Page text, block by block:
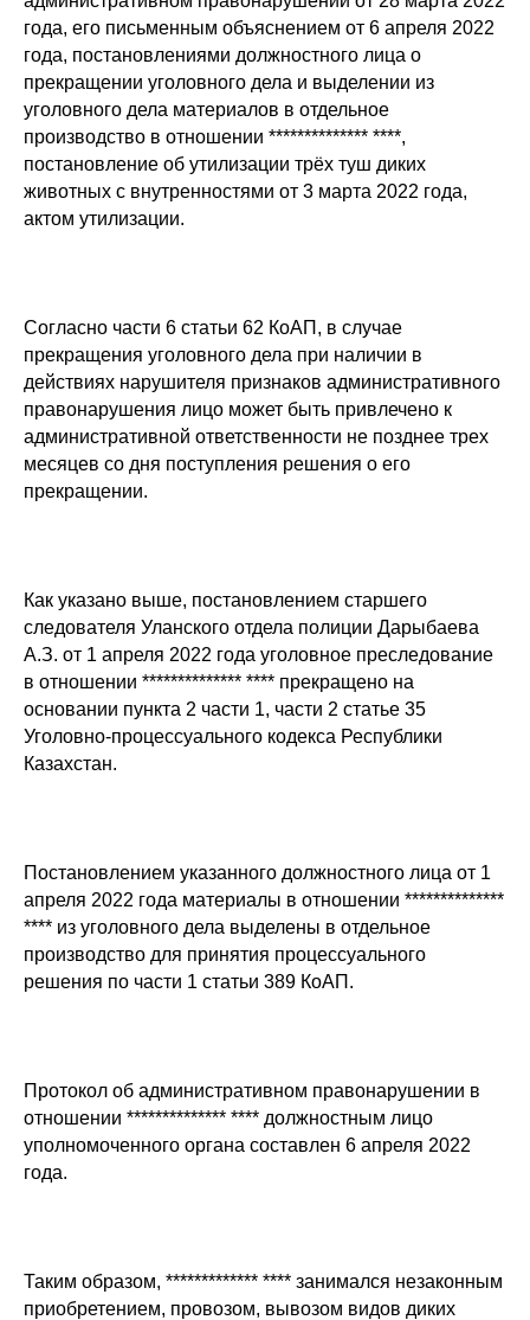
года, его письменным объяснением от 6 апреля 2022
года, постановлениями должностного лица о
прекращении уголовного дела и выделении из
уголовного дела материалов в отдельное
производство в отношении ************** ****,
постановление об утилизации трёх туш диких
животных с внутренностями от 3 марта 2022 года,
актом утилизации.
Согласно части 6 статьи 62 КоАП, в случае
прекращения уголовного дела при наличии в
действиях нарушителя признаков административного
правонарушения лицо может быть привлечено к
административной ответственности не позднее трех
месяцев со дня поступления решения о его
прекращении.
Как указано выше, постановлением старшего
следователя Уланского отдела полиции Дарыбаева
А.З. от 1 апреля 2022 года уголовное преследование
в отношении ************** **** прекращено на
основании пункта 2 части 1, части 2 статье 35
Уголовно-процессуального кодекса Республики
Казахстан.
Постановлением указанного должностного лица от 1
апреля 2022 года материалы в отношении **************
**** из уголовного дела выделены в отдельное
производство для принятия процессуального
решения по части 1 статьи 389 КоАП.
Протокол об административном правонарушении в
отношении ************** **** должностным лицо
уполномоченного органа составлен 6 апреля 2022
года.
Таким образом, ************* **** занимался незаконным
приобретением, провозом, вывозом видов диких